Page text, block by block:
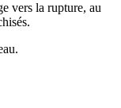
vers la rupture, au